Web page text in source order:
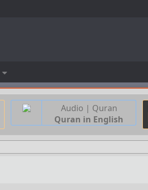
Audio | Quran
Quran in English